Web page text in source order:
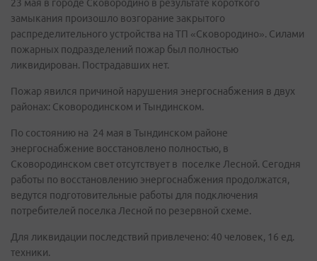
23 мая в городе Сковородино в результате короткого
замыкания произошло возгорание закрытого
распределительного устройства на ТП «Сковородино». Силами
пожарных подразделений пожар был полностью
ликвидирован. Пострадавших нет.
Пожар явился причиной нарушения энергоснабжения в двух
районах: Сковородинском и Тындинском.
По состоянию на 24 мая в Тындинском районе
энергоснабжение восстановлено полностью, в
Сковородинском свет отсутствует в поселке Лесной. Сегодня
работы по восстановлению энергоснабжения продолжатся,
ведутся подготовительные работы для подключения
потребителей поселка Лесной по резервной схеме.
Для ликвидации последствий привлечено: 40 человек, 16 ед.
техники.